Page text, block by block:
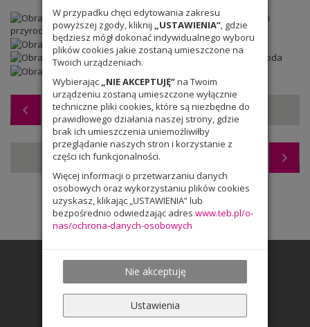
W przypadku chęci edytowania zakresu
powyższej zgody, kliknij „USTAWIENIA”, gdzie
będziesz mógł dokonać indywidualnego wyboru
plików cookies jakie zostaną umieszczone na
Twoich urządzeniach.
Wybierając „NIE AKCEPTUJĘ”na Twoim
urządzeniu zostaną umieszczone wyłącznie
techniczne pliki cookies, które są niezbędne do
prawidłowego działania naszej strony, gdzie
brak ich umieszczenia uniemożliwiłby
przeglądanie naszych stron i korzystanie z
części ich funkcjonalności.
Więcej informacji o przetwarzaniu danych
osobowych oraz wykorzystaniu plików cookies
uzyskasz, klikając „USTAWIENIA” lub
bezpośrednio odwiedzając adres www.teb.pl/o-
nas/ochrona-danych-osobowych
Nie akceptuję
Ustawienia
Nowy budynek
Wyniki egzaminu gimnazjalnego 2017/18